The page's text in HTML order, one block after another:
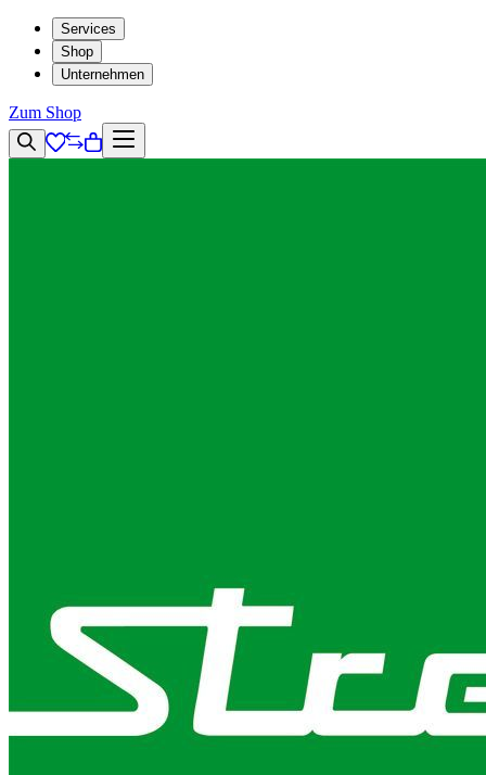
Services
Shop
Unternehmen
Zum Shop